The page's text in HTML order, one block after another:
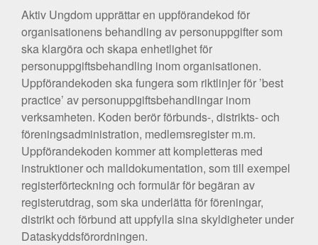
Aktiv Ungdom upprättar en uppförandekod för
organisationens behandling av personuppgifter som
ska klargöra och skapa enhetlighet för
personuppgiftsbehandling inom organisationen.
Uppförandekoden ska fungera som riktlinjer för ’best
practice’ av personuppgiftsbehandlingar inom
verksamheten. Koden berör förbunds-, distrikts- och
föreningsadministration, medlemsregister m.m.
Uppförandekoden kommer att kompletteras med
instruktioner och malldokumentation, som till exempel
registerförteckning och formulär för begäran av
registerutdrag, som ska underlätta för föreningar,
distrikt och förbund att uppfylla sina skyldigheter under
Dataskyddsförordningen.